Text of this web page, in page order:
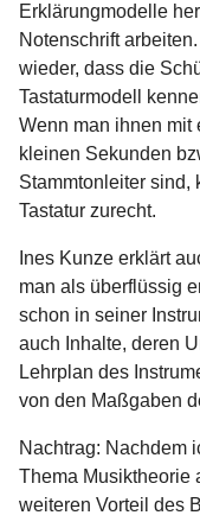
Erklärungmodelle
Notenschrift
wieder, dass die
Tastaturmodell
Wenn man ihnen mit
kleinen Sekunden
Stammtonleiter sind,
Tastatur zurecht.
Ines Kunze erklärt
man als überflüssig
schon in seiner
auch Inhalte, deren
Lehrplan des
von den Maßgaben
Nachtrag: Nachdem
Thema Musiktheorie
weiteren Vorteil des